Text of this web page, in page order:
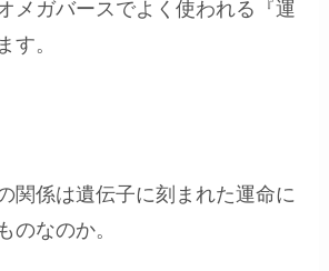
メガバースでよく使われる『運
す。
関係は遺伝子に刻まれた運命に
のなのか。